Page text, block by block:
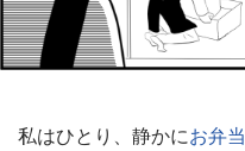
私はひとり、静かにお弁当